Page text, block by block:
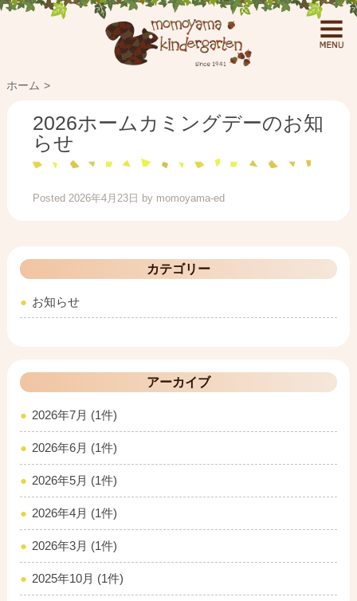
ホーム
2026ホームカミングデーのお知
らせ
Posted 2026年4月23日 by momoyama-ed
カテゴリー
お知らせ
アーカイブ
2026年7月 (1件)
2026年6月 (1件)
2026年5月 (1件)
2026年4月 (1件)
2026年3月 (1件)
2025年10月 (1件)